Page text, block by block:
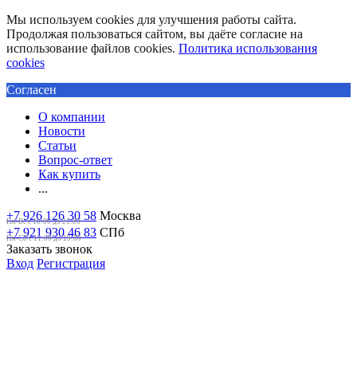
Мы используем cookies для улучшения работы сайта.
Продолжая пользоваться сайтом, вы даёте согласие на
использование файлов cookies. Политика использования
cookies
Согласен
О компании
Новости
Статьи
Вопрос-ответ
Как купить
...
+7 926 126 30 58 Москва
Пн-Вс с 10:00 до 21:00
+7 921 930 46 83 СПб
Пн-Сб c 11:00 до 19:00
Заказать звонок
Вход Регистрация